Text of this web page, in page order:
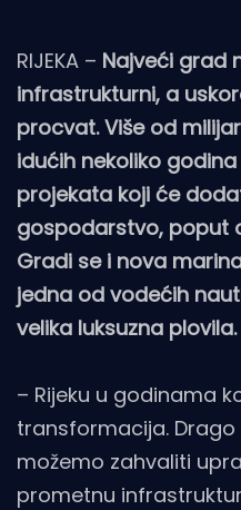
RIJEKA – Najveći grad
infrastrukturni, a
procvat. Više od
idućih nekoliko
projekata koji će
gospodarstvo, poput
Gradi se i nova
jedna od vodećih
velika luksuzna plovila.
– Rijeku u godinama
transformacija.
možemo zahvaliti
prometnu